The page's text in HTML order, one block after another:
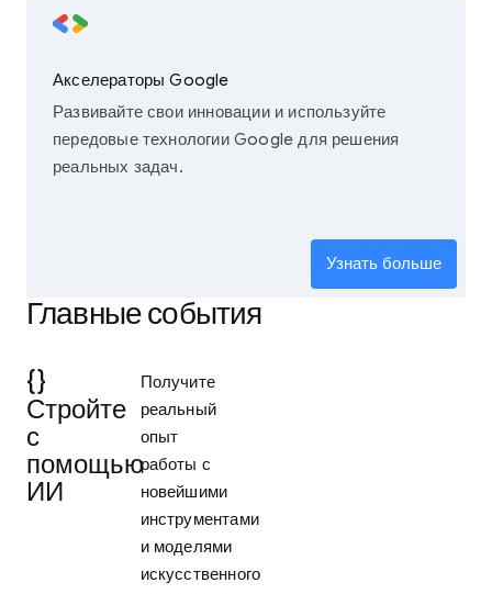
Акселераторы Google
Развивайте свои инновации и используйте
передовые технологии Google для решения
реальных задач.
Узнать больше
Главные события
{}
Стройте
с
помощью
ИИ
Получите
реальный
опыт
работы с
новейшими
инструментами
и моделями
искусственного